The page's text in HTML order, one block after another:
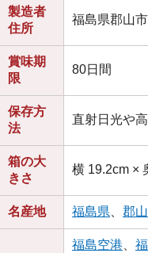
製造者
住所
福島県郡山
賞味期
限
80日間
保存方
法
直射日光や
箱の大
きさ
横 19.2cm ×
名産地 福島県 郡山
福島空港